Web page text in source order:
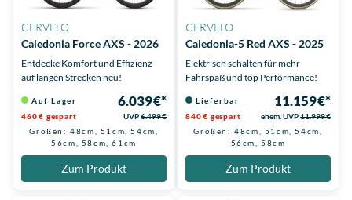
CERVELO
Caledonia Force AXS - 2026
Entdecke Komfort und Effizienz
auf langen Strecken neu!
Auf Lager 6.039 €*
460 € gespart UVP6.499 €
Größen: 48cm, 51cm, 54cm,
56cm, 58cm, 61cm
Zum Produkt
CERVELO
Caledonia-5 Red AXS - 2025
Elektrisch schalten für mehr
Fahrspaß und top Performance!
Lieferbar 11.159 €*
840 € gespart ehem. UVP11.999 €
Größen: 48cm, 51cm, 54cm,
56cm, 58cm
Zum Produkt